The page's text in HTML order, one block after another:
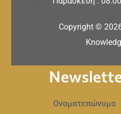
Copyright ©